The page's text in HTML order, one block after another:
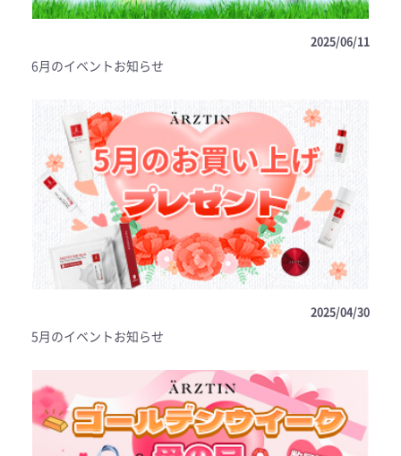
2025/06/11
6月のイベントお知らせ
2025/04/30
5月のイベントお知らせ